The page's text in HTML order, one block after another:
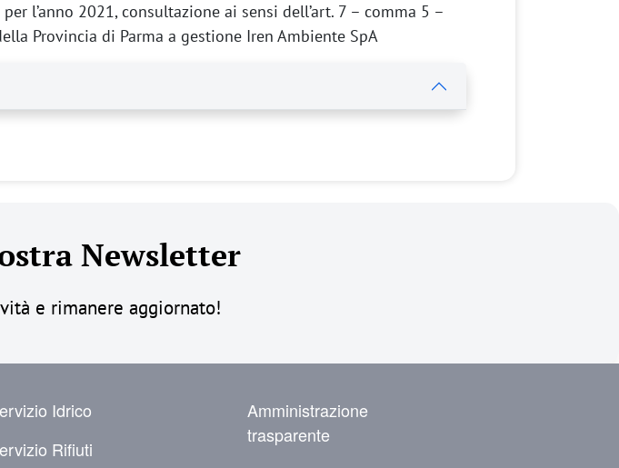
l’anno 2021, consultazione ai sensi dell’art. 7 – comma 5 –
Provincia di Parma a gestione Iren Ambiente SpA
Newsletter
e rimanere aggiornato!
Idrico
Rifiuti
Amministrazione
trasparente